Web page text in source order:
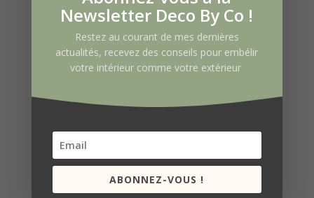
Newsletter Deco By Co !
Restez au courant de mes dernières
actualités, recevez des conseils pour embélir
votre intérieur comme votre extérieur
ABONNEZ-VOUS !